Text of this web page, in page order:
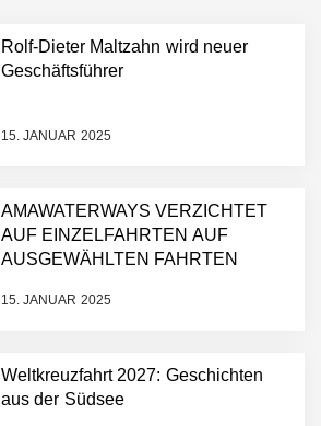
Rolf-Dieter Maltzahn wird neuer
Geschäftsführer
15. JANUAR 2025
AMAWATERWAYS VERZICHTET
AUF EINZELFAHRTEN AUF
AUSGEWÄHLTEN FAHRTEN
15. JANUAR 2025
Weltkreuzfahrt 2027: Geschichten
aus der Südsee